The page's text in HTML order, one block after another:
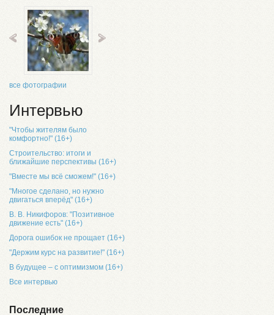
все фотографии
Интервью
"Чтобы жителям было
комфортно!" (16+)
Строительство: итоги и
ближайшие перспективы (16+)
"Вместе мы всё сможем!" (16+)
"Многое сделано, но нужно
двигаться вперёд" (16+)
В. В. Никифоров: "Позитивное
движение есть" (16+)
Дорога ошибок не прощает (16+)
"Держим курс на развитие!" (16+)
В будущее – с оптимизмом (16+)
Все интервью
Последние